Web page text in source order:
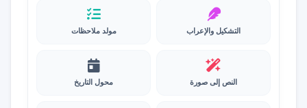
التشكيل والإعراب مولد ملاحظات
النص إلى صورة محول التاريخ